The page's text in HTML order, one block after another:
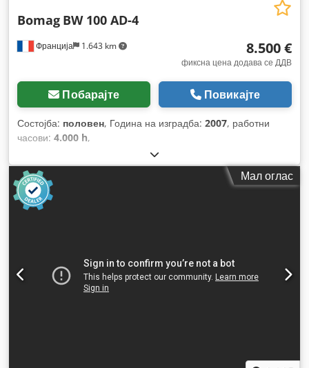
Франција 1.643 km
Bomag BW 100 AD-4
8.500 €
фиксна цена додава се ДДВ
Побарајте Повикајте
Состојба: половен, Година на изградба: 2007, работни
часови: 4.000 h,
Мал оглас